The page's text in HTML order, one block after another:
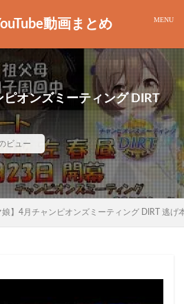
動画まとめ
オンズミーティング DIRT
ビュー
娘】4月チャンピオンズミーティング DIRT 逃げ